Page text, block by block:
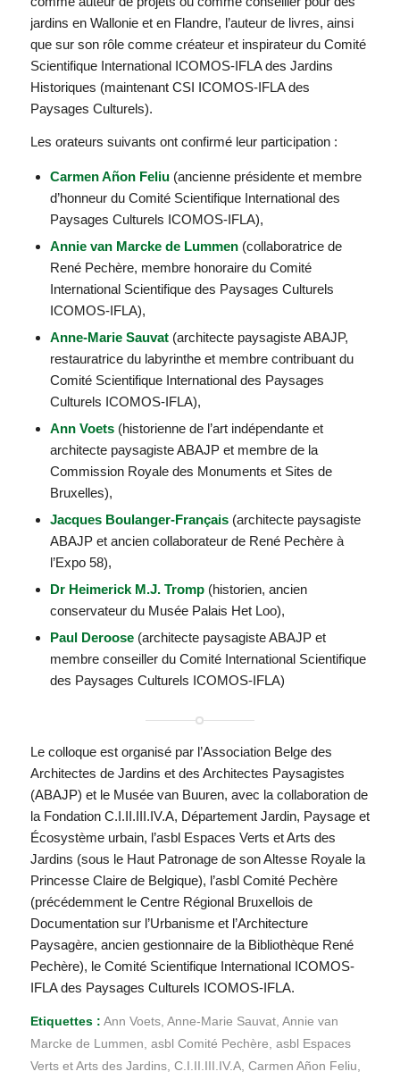
jardins en Wallonie et en Flandre, l’auteur de livres, ainsi
que sur son rôle comme créateur et inspirateur du Comité
Scientifique International ICOMOS-IFLA des Jardins
Historiques (maintenant CSI ICOMOS-IFLA des
Paysages Culturels).
Les orateurs suivants ont confirmé leur participation :
Carmen Añon Feliu (ancienne présidente et membre
d’honneur du Comité Scientifique International des
Paysages Culturels ICOMOS-IFLA),
Annie van Marcke de Lummen (collaboratrice de
René Pechère, membre honoraire du Comité
International Scientifique des Paysages Culturels
ICOMOS-IFLA),
Anne-Marie Sauvat (architecte paysagiste ABAJP,
restauratrice du labyrinthe et membre contribuant du
Comité Scientifique International des Paysages
Culturels ICOMOS-IFLA),
Ann Voets (historienne de l’art indépendante et
architecte paysagiste ABAJP et membre de la
Commission Royale des Monuments et Sites de
Bruxelles),
Jacques Boulanger-Français (architecte paysagiste
ABAJP et ancien collaborateur de René Pechère à
l’Expo 58),
Dr Heimerick M.J. Tromp (historien, ancien
conservateur du Musée Palais Het Loo),
Paul Deroose (architecte paysagiste ABAJP et
membre conseiller du Comité International Scientifique
des Paysages Culturels ICOMOS-IFLA)
Le colloque est organisé par l’Association Belge des
Architectes de Jardins et des Architectes Paysagistes
(ABAJP) et le Musée van Buuren, avec la collaboration de
la Fondation C.I.II.III.IV.A, Département Jardin, Paysage et
Écosystème urbain, l’asbl Espaces Verts et Arts des
Jardins (sous le Haut Patronage de son Altesse Royale la
Princesse Claire de Belgique), l’asbl Comité Pechère
(précédemment le Centre Régional Bruxellois de
Documentation sur l’Urbanisme et l’Architecture
Paysagère, ancien gestionnaire de la Bibliothèque René
Pechère), le Comité Scientifique International ICOMOS-
IFLA des Paysages Culturels ICOMOS-IFLA.
Etiquettes : Ann Voets, Anne-Marie Sauvat, Annie van
Marcke de Lummen asbl Comité Pechère asbl Espaces
Verts et Arts des Jardins, C.I.II.III.IV.A, Carmen Añon Feliu